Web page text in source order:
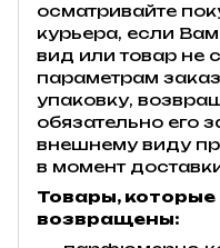
осматривайте
курьера, если
вид или товар не
параметрам
упаковку,
обязательно его
внешнему виду
в момент
Товары, которые
возвращены: